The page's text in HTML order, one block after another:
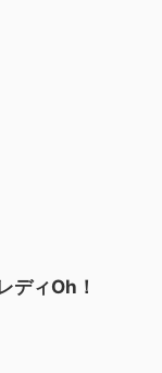
ディOh！